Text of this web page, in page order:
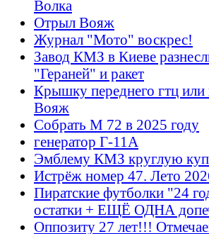
Волка
Отрыл Вояж
Журнал "Мото" воскрес!
Завод КМЗ в Киеве
"Гераней" и ракет
Крышку переднего гтц или
Вояж
Собрать М 72 в 2025 году
генератор Г-11А
Эмблему КМЗ круглую
Истрёж номер 47. Лето
Пиратские футболки "24
остатки + ЕЩЁ ОДНА
Оппозиту 27 лет!!!